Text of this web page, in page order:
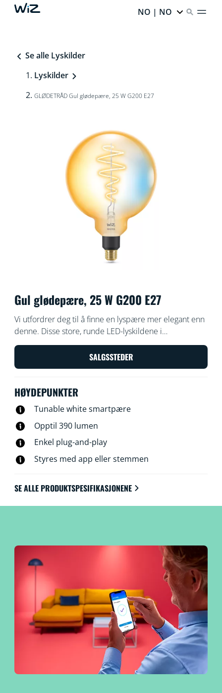
NO | NO
Se alle Lyskilder
Lyskilder
GLØDETRÅD Gul glødepære, 25 W G200 E27
Gul glødepære, 25 W G200 E27
Vi utfordrer deg til å finne en lyspære mer elegant enn
denne. Disse store, runde LED-lyskildene i
ravfargebelagt glass gir dekorative armaturer et
generøst, klassisk utseende, og er perfekt for tilfeller
der du trenger et snev av noe elegant. Velg mellom
eller planlegg automatiske justeringer som
Alt kan styres via Wi-Fi med WiZ-appen, WiZ-
fjernkontrollen eller stemmen din.
SALGSSTEDER
HØYDEPUNKTER
Tunable white smartpære
Opptil 390 lumen
Enkel plug-and-play
Styres med app eller stemmen
SE ALLE PRODUKTSPESIFIKASJONENE